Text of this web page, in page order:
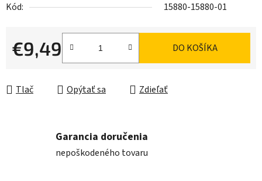
Kód:
15880-15880-01
€9,49
Jednotková cena:
DO KOŠÍKA
Tlač Opýtať sa Zdieľať
Garancia doručenia
nepoškodeného tovaru